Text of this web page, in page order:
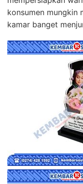
konsumen mungkin
kamar banget